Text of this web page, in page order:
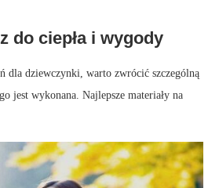
do ciepła i wygody
dla dziewczynki, warto zwrócić szczególną
jest wykonana. Najlepsze materiały na